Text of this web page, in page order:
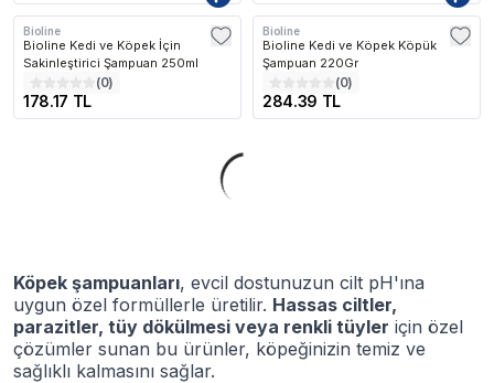
Bioline
Bioline Kedi ve Köpek İçin
Sakinleştirici Şampuan 250ml
(0)
178.17 TL
Bioline
Bioline Kedi ve Köpek Köpük
Şampuan 220Gr
(0)
284.39 TL
Köpek şampuanları, evcil dostunuzun cilt pH'ına
uygun özel formüllerle üretilir. Hassas ciltler,
parazitler, tüy dökülmesi veya renkli tüyler için özel
çözümler sunan bu ürünler, köpeğinizin temiz ve
sağlıklı kalmasını sağlar.